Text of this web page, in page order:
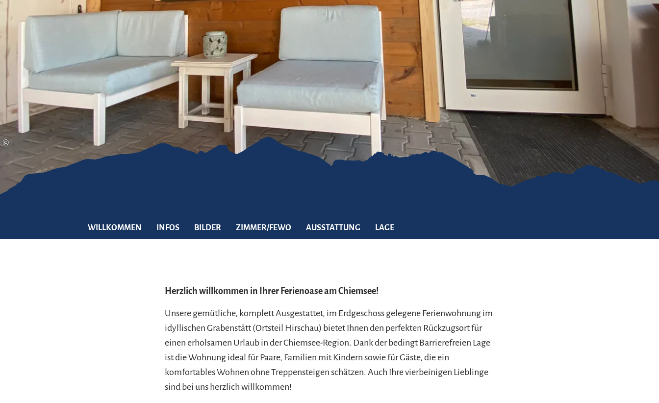
Gleitschirmfliegen &
Interaktive Vollbildkarte
Barrierefreiheit im
Chiemgau
Chiemgau G'schichten
©
WILLKOMMEN INFOS BILDER ZIMMER/FEWO AUSSTATTUNG LAGE
Herzlich willkommen in Ihrer Ferienoase am Chiemsee!
Unsere gemütliche, komplett Ausgestattet, im Erdgeschoss gelegene Ferienwohnung im
idyllischen Grabenstätt (Ortsteil Hirschau) bietet Ihnen den perfekten Rückzugsort für
einen erholsamen Urlaub in der Chiemsee-Region. Dank der bedingt Barrierefreien Lage
ist die Wohnung ideal für Paare, Familien mit Kindern sowie für Gäste, die ein
komfortables Wohnen ohne Treppensteigen schätzen. Auch Ihre vierbeinigen Lieblinge
sind bei uns herzlich willkommen!